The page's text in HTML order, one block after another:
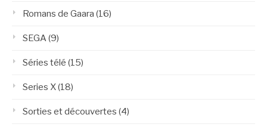
Romans de Gaara (16)
SEGA(9)
Séries télé (15)
Series X(18)
Sorties et découvertes (4)